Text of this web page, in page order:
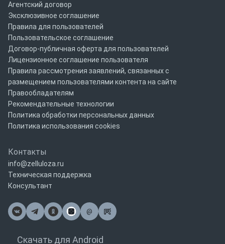
Агентский договор
Эксклюзивное соглашение
Правила для пользователей
Пользовательское соглашение
Договор-публичная оферта для пользователей
Лицензионное соглашение пользователя
Правила рассмотрения заявлений, связанных с
размещением пользователями контента на сайте
Правообладателям
Рекомендательные технологии
Политика обработки персональных данных
Политика использования cookies
Контакты
info@zelluloza.ru
Техническая поддержка
Консультант
@
Почта
Скачать для Android